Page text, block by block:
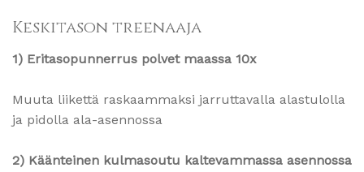
Keskitason treenaaja
1) Eritasopunnerrus polvet maassa 10x
Muuta liikettä raskaammaksi jarruttavalla alastulolla
ja pidolla ala-asennossa
2) Käänteinen kulmasoutu kaltevammassa asennossa